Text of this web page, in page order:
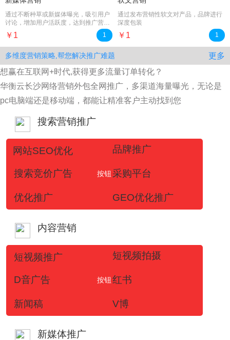
通过不断种草或新媒体曝光，吸引用户
讨论，增加用户活跃度，达到推广营销
效果
￥1 1
通过发布营销性软文对产品，品牌进行
深度包装
￥1 1
多维度营销策略,帮您解决推广难题
更多
想赢在互联网+时代,获得更多流量订单转化？
华衡云长沙网络营销外包全网推广，多渠道海量曝光，无论是
pc电脑端还是移动端，都能让精准客户主动找到您
GEO优化推广
采购平台
品牌推广
优化推广
搜索竞价广告
网站SEO优化
搜索营销推广
按钮
V博
红书
短视频拍摄
新闻稿
D音广告
短视频推广
内容营销
按钮
新媒体推广